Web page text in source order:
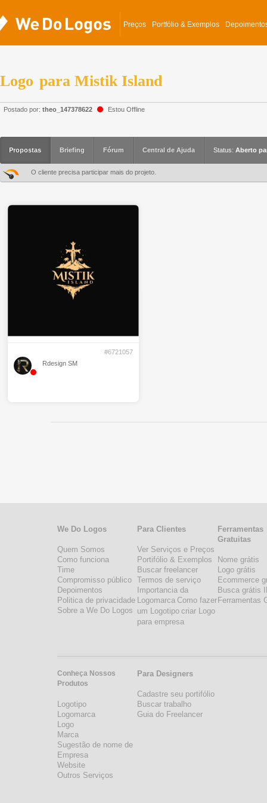
Preços Portfólio & Exemplos
Logo para Mistik Island
Postado por: theo_147378622 Estou Offline
Propostas Briefing Fórum Central de Ajuda Status: Aberto
O cliente precisa participar mais do projeto.
#6721057
Rdesign SM
We Do Logos
Quem Somos
Como funciona
Time
Compromisso público
Depoimentos
Politica de privacidade
Sobre a We Do Logos
Conheça Nossos
Produtos
Logotipo
Logomarca
Logo
Marca
Sugestão de nome de
Empresa
Website
Outros Serviços
Para Clientes
Ver Serviços e Preços
Portifólio & Exemplos
Buscar freelancer
Termos de serviço
Importancia da
Logomarca Como fazer
um Logotipo criar Logo
para empresa
Para Designers
Cadastre seu portifólio
Buscar trabalho
Guia do Freelancer
Ferramentas
Gratuitas
Nome grátis
Logo grátis
Ecommerce
Busca grátis
Ferramentas